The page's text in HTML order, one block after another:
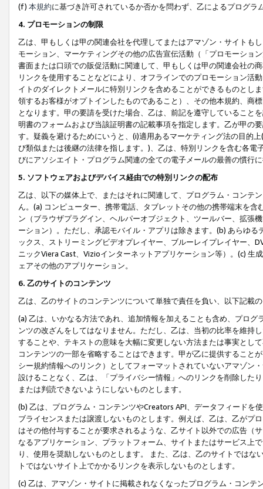
(f) 本規約に基づき許可されているか否かを問わず、乙によるプログ
4. プロモーションの制限
乙は、甲もしくは甲の関連会社を代理してまたはアマゾン・サイトも
モーション、マーケティングその他の広告宣伝活動（「プロモーショ
書面または口頭での販促活動に関連して、甲もしくは甲の関連会社の
リンクを使用することなどにより、オフラインでのプロモーション活
イトのダイレクトメールに特別リンクを含めることができるものとし
領するお客様がオプトインしたものであること）、その他本規約、商
となります。甲の要請を受けた場合、乙は、前記を遵守していること
明書のフォームおよび当該証明書の記載事項を指定します。乙が甲の
す。疑義を避けるためにいうと、(i)適用あるマーケティング法の目的
び類似または後継の法律を指します。)、乙は、特別リンクを含む各
びにアソシエイト・プログラム関連の全ての電子メールの最善の慣行
5. ソフトウェアおよびデバイス経由での特別リンクの配布
乙は、以下の媒体上で、またはそれに関連して、プログラム・コンテ
ん。(a) コンピューター、携帯電話、タブレットその他の携帯端末を
ン（ブラウザプラグイン、ヘルパーオブジェクト、ツールバー、拡張
ーション）。ただし、承認モバイル・アプリは除きます。(b) あらゆ
ックス、ストリーミングビデオプレイヤー、ブルーレイプレイヤー、
ニックViera Cast、Vizioインターネットアプリケーション等）。(c)
ェアその他のアプリケーション。
6. 乙のサイトのコンテンツ
乙は、乙のサイトのコンテンツについて単独で責任を負い、以下記載
(a) 乙は、いかなる方法であれ、追加情報を加えることも含め、プロ
ンツの改ざんをしてはなりません。ただし、乙は、当初の比率を維持
することや、テキストの意味を大幅に変更しない方法または事実とし
コンテンツの一部を省略することはできます。甲が乙に提供すること
シー規約情報へのリンク）としてフォーマットされていないアマゾン
設けることなく、乙は、「プライバシー情報」へのリンクを削除した
または判読できないようにしないものとします。
(b) 乙は、プログラム・コンテンツやCreators API、データフィード
ブライセンスまたは譲渡しないものとします。例えば、乙は、乙がプ
はその他付与することが要求されるような、乙サイト以外での広告（
なるアプリケーション、プラットフォーム、サイトまたはサービス上
り、使用を奨励しないものとします。 また、乙は、乙のサイトでは
トではないサイト上でかかるリンクを表示しないものとします。
(c) 乙は、アマゾン・サイトに掲載されなくなったプログラム・コン